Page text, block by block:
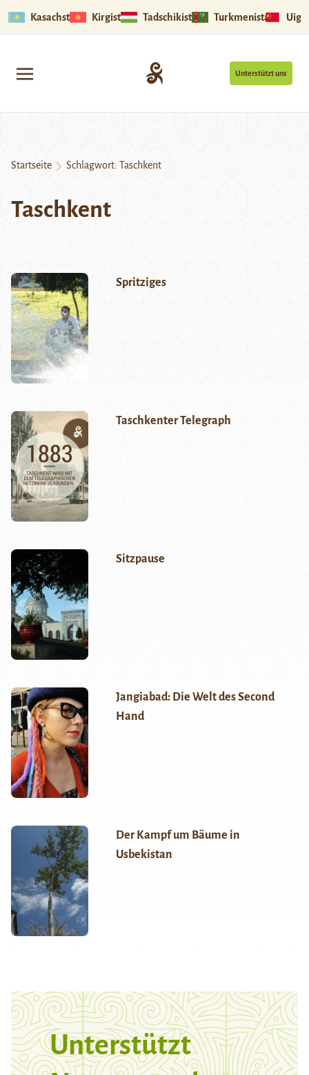
Kasachstan Kirgistan Tadschikistan Turkmenistan
Unterstützt uns
Startseite Schlagwort: Taschkent
Taschkent
Spritziges
Taschkenter Telegraph
Sitzpause
Jangiabad: Die Welt des Second
Hand
Der Kampf um Bäume in
Usbekistan
Unterstützt